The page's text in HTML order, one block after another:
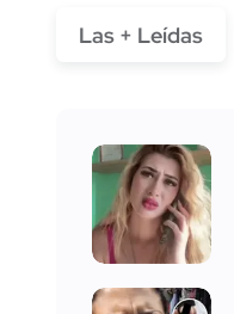
Las + Leídas